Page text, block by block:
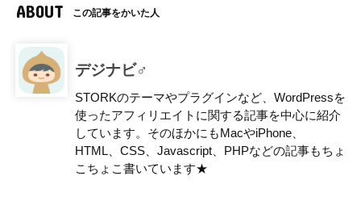
ABOUT この記事をかいた人
デジナビ♂
STORKのテーマやプラグインなど、WordPressを
使ったアフィリエイトに関する記事を中心に紹介
しています。そのほかにもMacやiPhone、
HTML、CSS、Javascript、PHPなどの記事もちょ
こちょこ書いています★